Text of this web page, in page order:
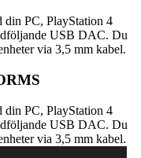
din PC, PlayStation 4
USB DAC. Du
via 3,5 mm kabel.
din PC, PlayStation 4
USB DAC. Du
via 3,5 mm kabel.